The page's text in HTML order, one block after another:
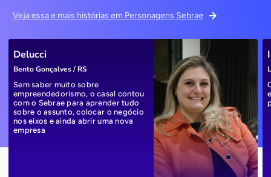
Veja essa e mais histórias em Personagens Sebrae
Delucci
Bento Gonçalves / RS
Sem saber muito sobre
empreendedorismo, o casal contou
com o Sebrae para aprender tudo
sobre o assunto, colocar o negócio
nos eixos e ainda abrir uma nova
empresa